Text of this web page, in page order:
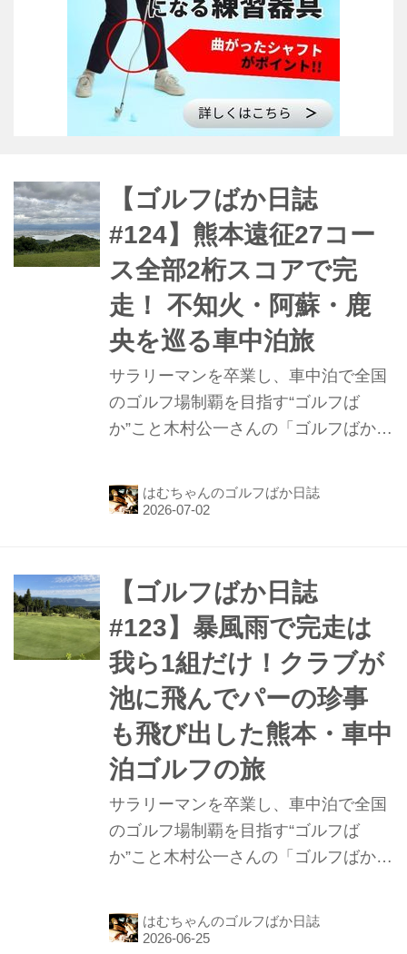
ントリークラブの4コースを攻略した
お話です。
【ゴルフばか日誌
#124】熊本遠征27コー
ス全部2桁スコアで完
走！ 不知火・阿蘇・鹿
央を巡る車中泊旅
サラリーマンを卒業し、車中泊で全国
のゴルフ場制覇を目指す“ゴルフば
か”こと木村公一さんの「ゴルフばか日
町にある道の駅「不知火」で車中泊し
て終わっています。長かった熊本遠征
ASO COURSE、KAOゴルフ倶楽部の3
コースを攻略したお話です。
はむちゃんのゴルフばか日誌
【ゴルフばか日誌
#123】暴風雨で完走は
我ら1組だけ！クラブが
池に飛んでパーの珍事
も飛び出した熊本・車中
泊ゴルフの旅
サラリーマンを卒業し、車中泊で全国
のゴルフ場制覇を目指す“ゴルフば
か”こと木村公一さんの「ゴルフばか日
北」で車中泊して終わっています。今
回はその続きで、チェリーゴルフ人吉
はむちゃんのゴルフばか日誌